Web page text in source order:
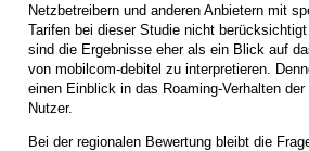
Netzbetreibern und anderen Anbietern mit
Tarifen bei dieser Studie nicht
sind die Ergebnisse eher als ein Blick auf
von mobilcom-debitel zu interpretieren.
einen Einblick in das Roaming-Verhalten
Nutzer.
Bei der regionalen Bewertung bleibt die